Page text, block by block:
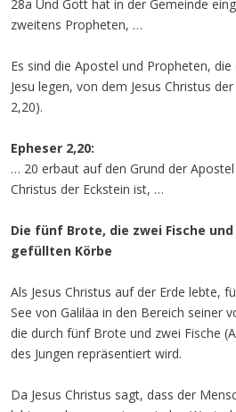
28a Und Gott hat in der Gemeinde
zweitens Propheten, …
Es sind die Apostel und Propheten,
Jesu legen, von dem Jesus Christus
2,20).
Epheser 2,20:
… 20 erbaut auf den Grund der
Christus der Eckstein ist, …
Die fünf Brote, die zwei Fische
gefüllten Körbe
Als Jesus Christus auf der Erde lebte,
See von Galiläa in den Bereich seiner
die durch fünf Brote und zwei Fische
des Jungen repräsentiert wird.
Da Jesus Christus sagt, dass der